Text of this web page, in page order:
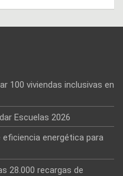
100 viviendas inclusivas en
Escuelas 2026
eficiencia energética para
28.000 recargas de